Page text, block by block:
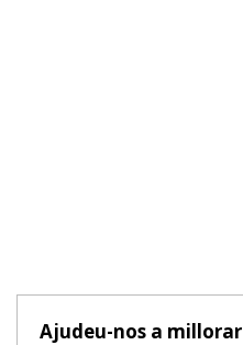
Ajudeu-nos a millorar